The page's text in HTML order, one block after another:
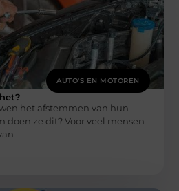
AUTO'S EN MOTOREN
het afstemmen van hun
doen ze dit? Voor veel mensen